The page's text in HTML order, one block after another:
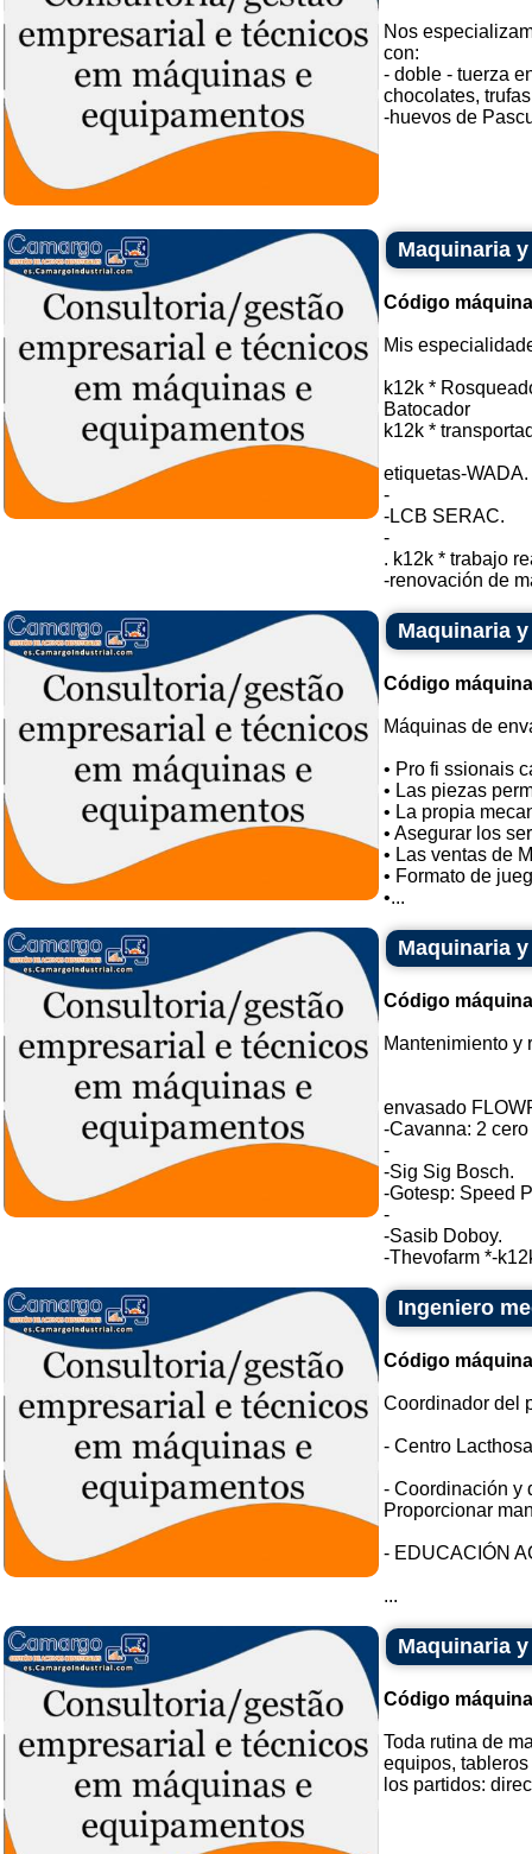
Nos
con:
- doble - tuerza
chocolates,
-huevos de
Maquinaria
Código
Mis
k12k *
Batocador
k12k *
etiquetas-WADA.
-
-LCB SERAC.
-
. k12k * trabajo
-renovación de
Maquinaria
Código
Máquinas de
• Pro fi ssionais
• Las piezas
• La propia
• Asegurar los
• Las ventas de
• Formato de
•...
Maquinaria
Código
Mantenimiento y
envasado
-Cavanna: 2
-
-Sig Sig Bosch.
-Gotesp: Speed
-
-Sasib Doboy.
-Thevofarm *-
Ingeniero
Código
Coordinador del
- Centro
- Coordinación y
Proporcionar
- EDUCACIÓN
...
Maquinaria
Código
Toda rutina de
equipos,
los partidos: